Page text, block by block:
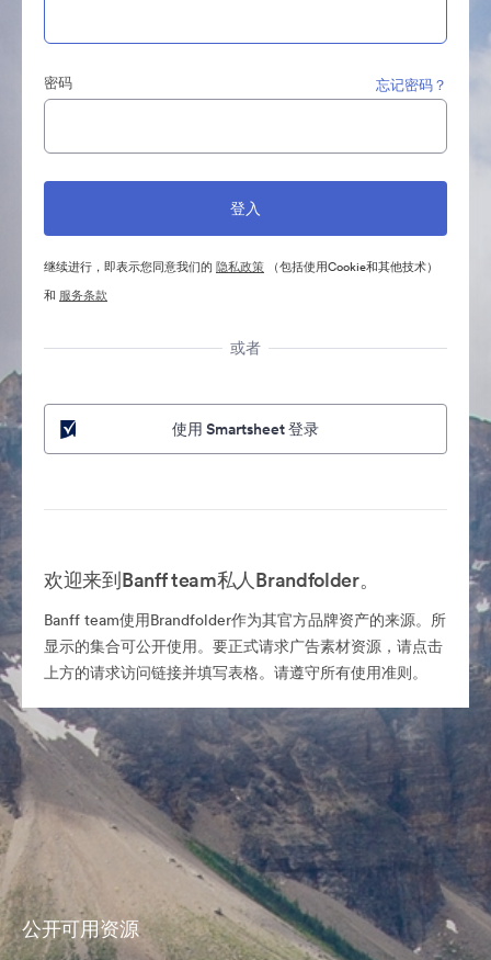
密码 忘记密码？
继续进行，即表示您同意我们的 隐私政策 （包括使用Cookie和其他技术）
和 服务条款
或者
使用 Smartsheet 登录
欢迎来到Banff team私人Brandfolder。
Banff team使用Brandfolder作为其官方品牌资产的来源。所
显示的集合可公开使用。要正式请求广告素材资源，请点击
上方的请求访问链接并填写表格。请遵守所有使用准则。
公开可用资源